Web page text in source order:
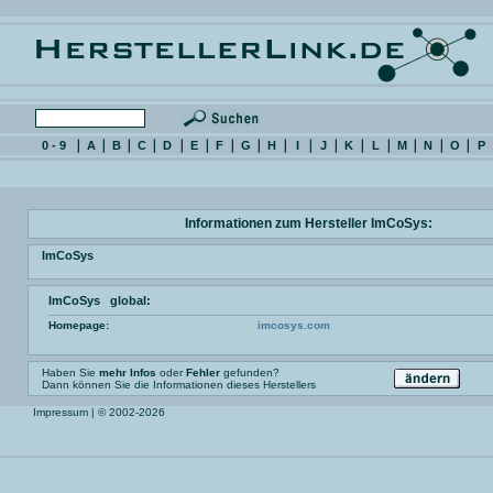
0 - 9 A B C D E F G H I J K L M N O P
Informationen zum Hersteller ImCoSys:
ImCoSys
ImCoSys global:
Homepage: imcosys.com
Haben Sie mehr Infos oderFehler gefunden?
Dann können Sie die Informationen dieses Herstellers
Impressum | © 2002-2026